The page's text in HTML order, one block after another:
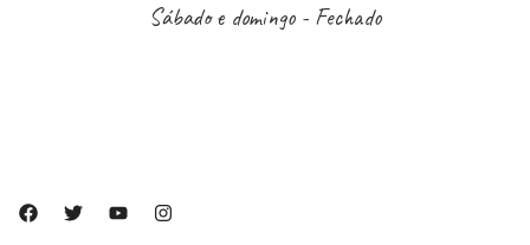
Sábado e domingo - Fechado